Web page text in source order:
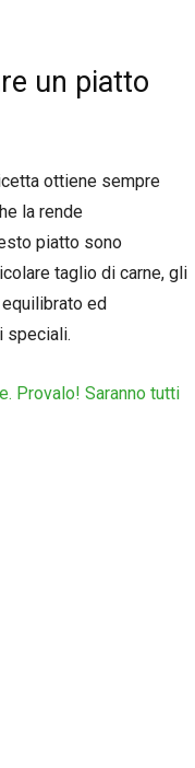
un piatto
ottiene sempre
la rende
piatto sono
taglio di carne, gli
ed
speciali.
Provalo! Saranno tutti